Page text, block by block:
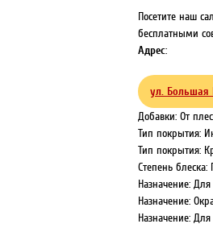
Посетите наш
бесплатными
Адрес:
ул. Большая
Добавки: От
Тип покрытия:
Тип покрытия:
Степень блеска:
Назначение:
Назначение:
Назначение: